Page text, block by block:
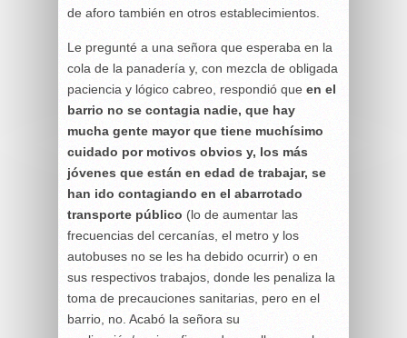
de aforo también en otros establecimientos.
Le pregunté a una señora que esperaba en la
cola de la panadería y, con mezcla de obligada
paciencia y lógico cabreo, respondió que en el
barrio no se contagia nadie, que hay
mucha gente mayor que tiene muchísimo
cuidado por motivos obvios y, los más
jóvenes que están en edad de trabajar, se
han ido contagiando en el abarrotado
transporte público (lo de aumentar las
frecuencias del cercanías, el metro y los
autobuses no se les ha debido ocurrir) o en
sus respectivos trabajos, donde les penaliza la
toma de precauciones sanitarias, pero en el
barrio, no. Acabó la señora su